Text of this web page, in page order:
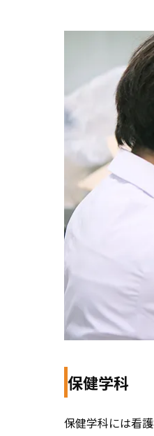
保健学科
保健学科には看